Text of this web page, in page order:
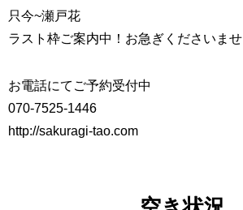
只今~瀬戸花
ラスト枠ご案内中！お急ぎくださいませ
お電話にてご予約受付中
070-7525-1446
http://sakuragi-tao.com